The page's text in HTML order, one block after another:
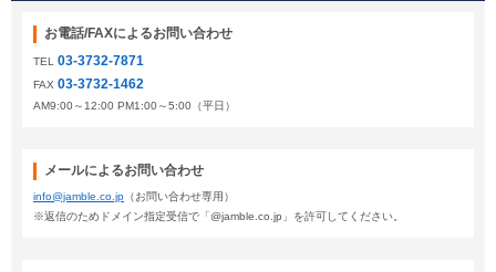
お電話/FAXによるお問い合わせ
TEL 03-3732-7871
FAX 03-3732-1462
AM9:00～12:00 PM1:00～5:00（平日）
メールによるお問い合わせ
info@jamble.co.jp （お問い合わせ専用）
※返信のためドメイン指定受信で「@jamble.co.jp」を許可してください。